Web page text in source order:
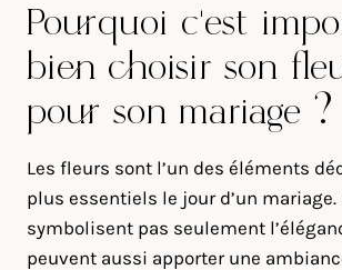
Pourquoi c’est
bien choisir son
pour son mariage ?
Les fleurs sont l’un des éléments
plus essentiels le jour d’un mariage.
symbolisent pas seulement
peuvent aussi apporter une